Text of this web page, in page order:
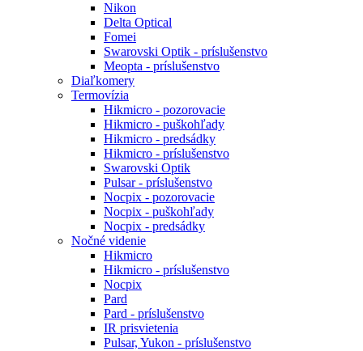
Nikon
Delta Optical
Fomei
Swarovski Optik - príslušenstvo
Meopta - príslušenstvo
Diaľkomery
Termovízia
Hikmicro - pozorovacie
Hikmicro - puškohľady
Hikmicro - predsádky
Hikmicro - príslušenstvo
Swarovski Optik
Pulsar - príslušenstvo
Nocpix - pozorovacie
Nocpix - puškohľady
Nocpix - predsádky
Nočné videnie
Hikmicro
Hikmicro - príslušenstvo
Nocpix
Pard
Pard - príslušenstvo
IR prisvietenia
Pulsar, Yukon - príslušenstvo